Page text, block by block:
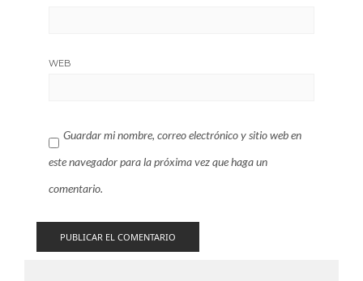
WEB
Guardar mi nombre, correo electrónico y sitio web en
este navegador para la próxima vez que haga un
comentario.